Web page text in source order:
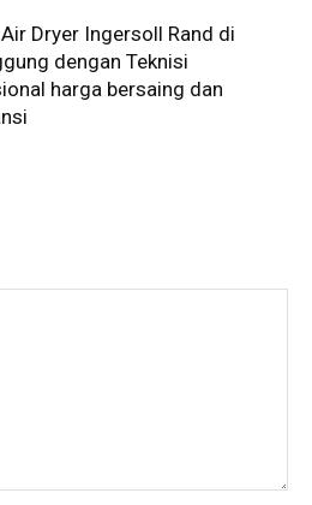
Dryer Ingersoll Rand di
dengan Teknisi
harga bersaing dan